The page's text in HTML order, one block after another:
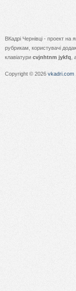
ВКадрі Чернівці - проект
рубрикам, користувачі
клавіатури cvjnhtnm jykfq
Copyright © 2026 vkadri.com